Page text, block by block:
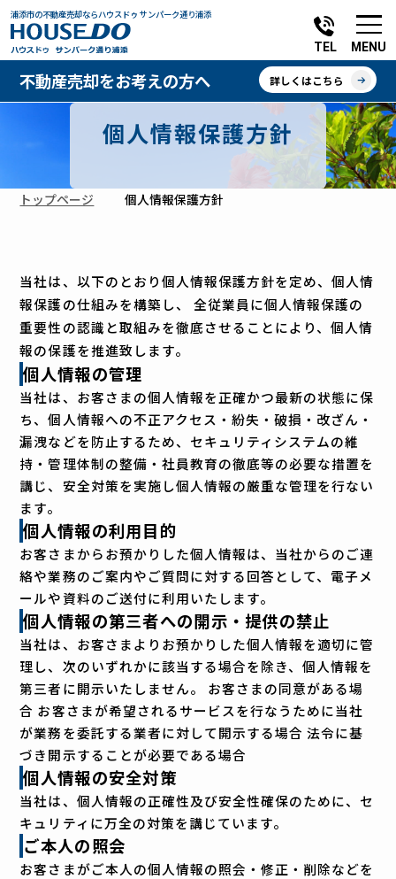
浦添市の不動産売却ならハウスドゥ サンパーク通り浦添
TEL
不動産売却をお考えの方へ 詳しくはこちら
MENU
個人情報保護方針
トップページ 個人情報保護方針
当社は、以下のとおり個人情報保護方針を定め、個人情
報保護の仕組みを構築し、 全従業員に個人情報保護の
重要性の認識と取組みを徹底させることにより、個人情
報の保護を推進致します。
個人情報の管理
当社は、お客さまの個人情報を正確かつ最新の状態に保
ち、個人情報への不正アクセス・紛失・破損・改ざん・
漏洩などを防止するため、セキュリティシステムの維
持・管理体制の整備・社員教育の徹底等の必要な措置を
講じ、安全対策を実施し個人情報の厳重な管理を行ない
ます。
個人情報の利用目的
お客さまからお預かりした個人情報は、当社からのご連
絡や業務のご案内やご質問に対する回答として、電子メ
ールや資料のご送付に利用いたします。
個人情報の第三者への開示・提供の禁止
当社は、お客さまよりお預かりした個人情報を適切に管
理し、次のいずれかに該当する場合を除き、個人情報を
第三者に開示いたしません。 お客さまの同意がある場
合 お客さまが希望されるサービスを行なうために当社
が業務を委託する業者に対して開示する場合 法令に基
づき開示することが必要である場合
個人情報の安全対策
当社は、個人情報の正確性及び安全性確保のために、セ
キュリティに万全の対策を講じています。
ご本人の照会
お客さまがご本人の個人情報の照会・修正・削除などを